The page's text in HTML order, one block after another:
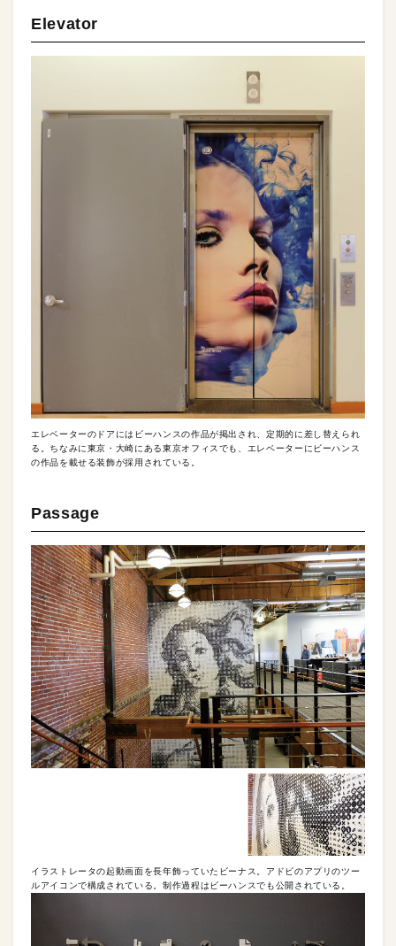
Elevator
エレベーターのドアにはビーハンスの作品が掲出され、定期的に差し替えられ
る。ちなみに東京・大崎にある東京オフィスでも、エレベーターにビーハンス
の作品を載せる装飾が採用されている。
Passage
イラストレータの起動画面を長年飾っていたビーナス。アドビのアプリのツー
ルアイコンで構成されている。制作過程はビーハンスでも公開されている。